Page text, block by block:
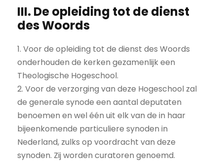
III. De opleiding tot de dienst
des Woords
1. Voor de opleiding tot de dienst des Woords
onderhouden de kerken gezamenlijk een
Theologische Hogeschool.
2. Voor de verzorging van deze Hogeschool zal
de generale synode een aantal deputaten
benoemen en wel één uit elk van de in haar
bijeenkomende particuliere synoden in
Nederland, zulks op voordracht van deze
synoden. Zij worden curatoren genoemd.